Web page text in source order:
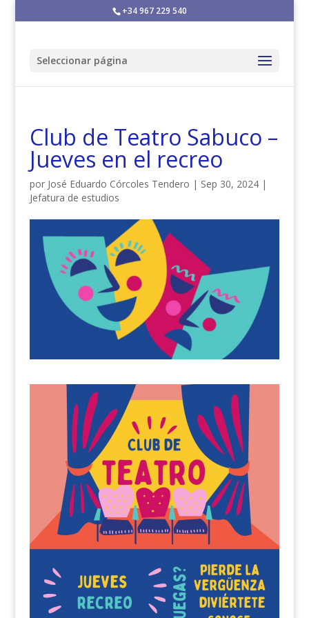
+34 967 229 540
Seleccionar página
Club de Teatro Sabuco –
Jueves en el recreo
por José Eduardo Córcoles Tendero | Sep 30, 2024|
Jefatura de estudios